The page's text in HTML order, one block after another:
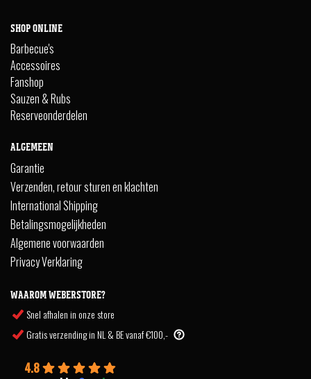
SHOP ONLINE
Barbecue's
Accessoires
Fanshop
Sauzen & Rubs
Reserveonderdelen
ALGEMEEN
Garantie
Verzenden, retour sturen en klachten
International Shipping
Betalingsmogelijkheden
Algemene voorwaarden
Privacy Verklaring
WAAROM WEBERSTORE?
Snel afhalen in onze store
Gratis verzending in NL & BE vanaf €100,-
4.8